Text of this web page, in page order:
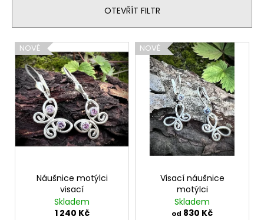
r
o
d
u
k
t
ů
OTEVŘÍT FILTR
V
ý
p
i
s
p
r
o
NOVÉ
Náušnice motýlci
visací
Skladem
1 240 Kč
NOVÉ
Visací náušnice
motýlci
Skladem
od 830 Kč
r
u
č
u
j
e
m
e